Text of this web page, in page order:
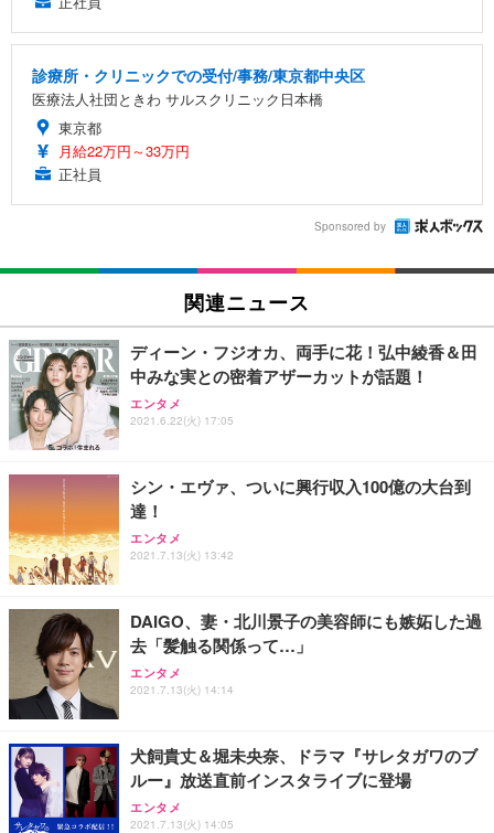
診療所・クリニックでの受付/事務/東京都中央区
医療法人社団ときわ サルスクリニック日本橋
東京都
月給22万円～33万円
正社員
Sponsored by
関連ニュース
ディーン・フジオカ、両手に花！弘中綾香＆田
中みな実との密着アザーカットが話題！
エンタメ
2021.6.22(火) 17:05
シン・エヴァ、ついに興行収入100億の大台到
達！
エンタメ
2021.7.13(火) 13:42
DAIGO、妻・北川景子の美容師にも嫉妬した過
去「髪触る関係って…」
エンタメ
2021.7.13(火) 14:14
⽝飼貴丈＆堀未央奈、ドラマ『サレタガワのブ
ルー』放送直前インスタライブに登場
エンタメ
2021.7.13(火) 14:05